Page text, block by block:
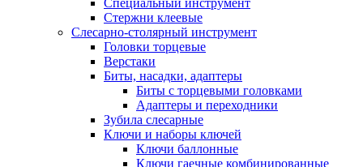
Специальный инструмент
Стержни клеевые
Слесарно-столярный инструмент
Головки торцевые
Верстаки
Биты, насадки, адаптеры
Биты с торцевыми головками
Адаптеры и переходники
Зубила слесарные
Ключи и наборы ключей
Ключи баллонные
Ключи гаечные комбинированные